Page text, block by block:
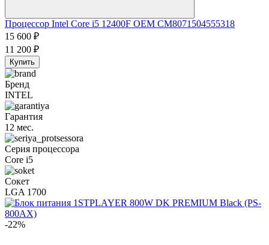
Процессор Intel Core i5 12400F OEM CM8071504555318
15 600 ₽
11 200 ₽
Купить
Бренд
INTEL
Гарантия
12 мес.
Серия процессора
Core i5
Сокет
LGA 1700
-22%